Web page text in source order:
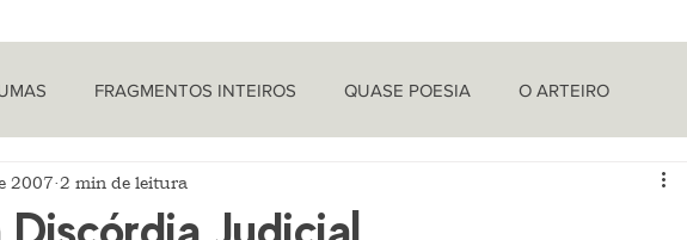
FRAGMENTOS INTEIROS QUASE POESIA O ARTEIRO
PROVOCAÇÕES NADA FILOSÓFICAS
2007 2 min de leitura